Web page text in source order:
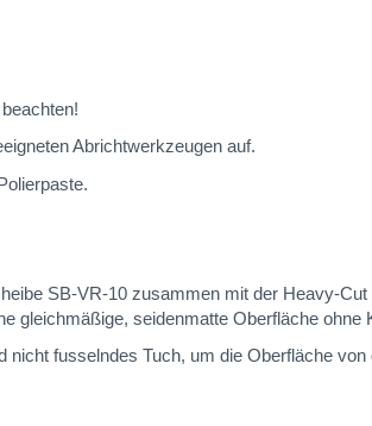
beachten!
Abrichtwerkzeugen auf.
SB-VR-10 zusammen mit der Heavy-
gleichmäßige, seidenmatte Oberfläche ohne
fusselndes Tuch, um die Oberfläche